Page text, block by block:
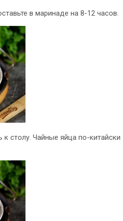
в маринаде на 8-12 часов.
столу. Чайные яйца по-китайски